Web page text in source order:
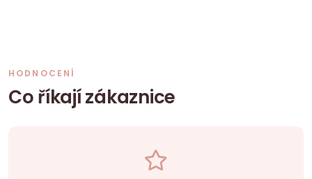
HODNOCENÍ
Co říkají zákaznice